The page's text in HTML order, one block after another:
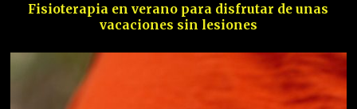
Fisioterapia en verano para disfrutar de unas
vacaciones sin lesiones